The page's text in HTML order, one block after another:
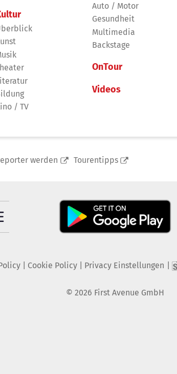
/ TV
Auto / Motor
Gesundheit
Multimedia
Backstage
OnTour
Videos
werden Tourentipps
| Cookie Policy| Privacy Einstellungen
© 2026 First Avenue GmbH